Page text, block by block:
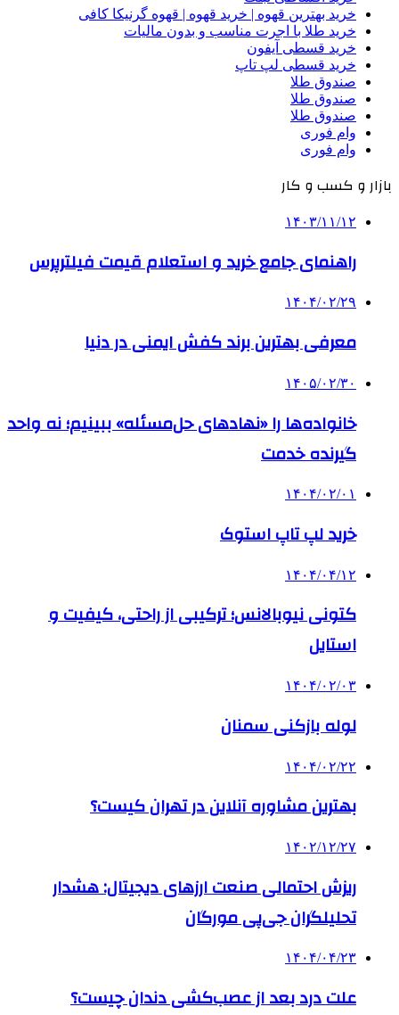
خرید بهترین قهوه | خرید قهوه | قهوه گرنیکا کافی
خرید طلا با اجرت مناسب و بدون مالیات
خرید قسطی آیفون
خرید قسطی لپ تاپ
صندوق طلا
صندوق طلا
صندوق طلا
وام فوری
وام فوری
بازار و کسب و کار
۱۴۰۳/۱۱/۱۲
راهنمای جامع خرید و استعلام قیمت فیلترپرس
۱۴۰۴/۰۲/۲۹
معرفی بهترین برند کفش ایمنی در دنیا
۱۴۰۵/۰۲/۳۰
خانواده‌ها را «نهادهای حل‌مسئله» ببینیم؛ نه واحد
گیرنده خدمت
۱۴۰۴/۰۲/۰۱
خرید لپ تاپ استوک
۱۴۰۴/۰۴/۱۲
کتونی نیوبالانس؛ ترکیبی از راحتی، کیفیت و
استایل
۱۴۰۴/۰۲/۰۳
لوله بازکنی سمنان
۱۴۰۴/۰۲/۲۲
بهترین مشاوره آنلاین در تهران کیست؟
۱۴۰۲/۱۲/۲۷
ریزش احتمالی صنعت ارزهای دیجیتال: هشدار
تحلیلگران جی‌پی مورگان
۱۴۰۴/۰۴/۲۳
علت درد بعد از عصب‌کشی دندان چیست؟